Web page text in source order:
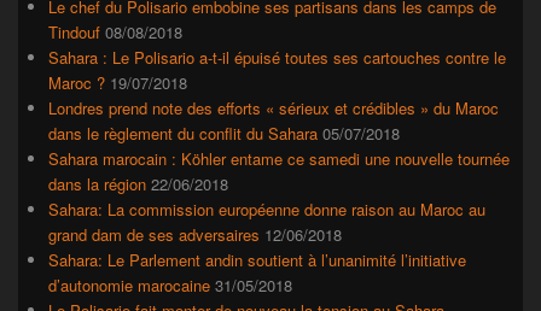
Le chef du Polisario embobine ses partisans dans les camps de
Tindouf 08/08/2018
Sahara : Le Polisario a-t-il épuisé toutes ses cartouches contre le
Maroc ? 19/07/2018
Londres prend note des efforts « sérieux et crédibles » du Maroc
dans le règlement du conflit du Sahara 05/07/2018
Sahara marocain : Köhler entame ce samedi une nouvelle tournée
dans la région 22/06/2018
Sahara: La commission européenne donne raison au Maroc au
grand dam de ses adversaires 12/06/2018
Sahara: Le Parlement andin soutient à l’unanimité l’initiative
d’autonomie marocaine 31/05/2018